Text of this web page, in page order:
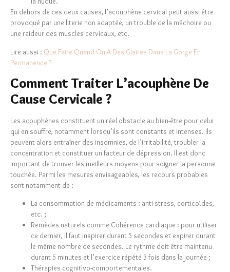
En dehors de ces deux causes, l’acouphène cervical peut aussi être
provoqué par une literie non adaptée, un trouble de la mâchoire ou
une raideur des muscles cervicaux, etc.
Lire aussi : Que Faire Quand On A Des Glaires Dans La Gorge En
Permanence ?
Comment Traiter L’acouphène De
Cause Cervicale ?
Les acouphènes constituent un réel obstacle au bien-être pour celui
qui en souffre, notamment lorsqu’ils sont constants et intenses. Ils
peuvent alors entraîner des insomnies, de l’irritabilité, troubler la
concentration et constituer un facteur de dépression. Il est donc
important de trouver les meilleurs moyens pour soigner la personne
touchée. Parmi les mesures envisageables, les recours probables
sont notamment de :
La consommation de médicaments : anti-stress, corticoïdes,
etc. ;
Remèdes naturels comme Cohérence cardiaque : pour utiliser
ce dernier, il faut inspirer durant 5 secondes et expirer durant
le même nombre de secondes. Le rythme doit être maintenu
durant 5 minutes et l’exercice répété 3 fois dans la journée ;
Thérapies cognitivo-comportementales.